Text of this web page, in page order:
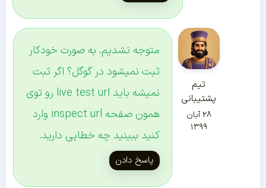
تیم
پشتیبانی
۲۸ آبان
۱۳۹۹
متوجه نشدیم. به صورت خودکار
ثبت نمیشود در گوگل؟ اگر ثبت
نمیشه باید live test url رو توی
همون صفحه inspect url وارد
کنید ببینید چه خطایی دارید.
پاسخ دادن